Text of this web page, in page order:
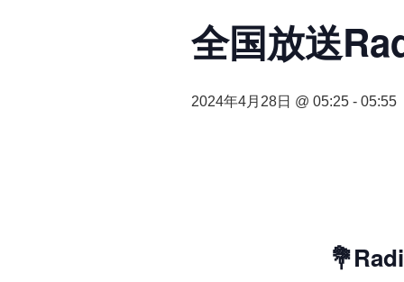
全国放送
2024年4月28日 @ 05:25 - 05:55